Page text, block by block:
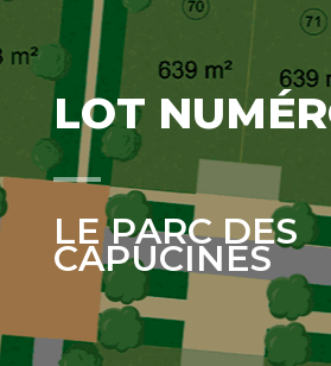
LOT
LE PARC DES
CAPUCINES